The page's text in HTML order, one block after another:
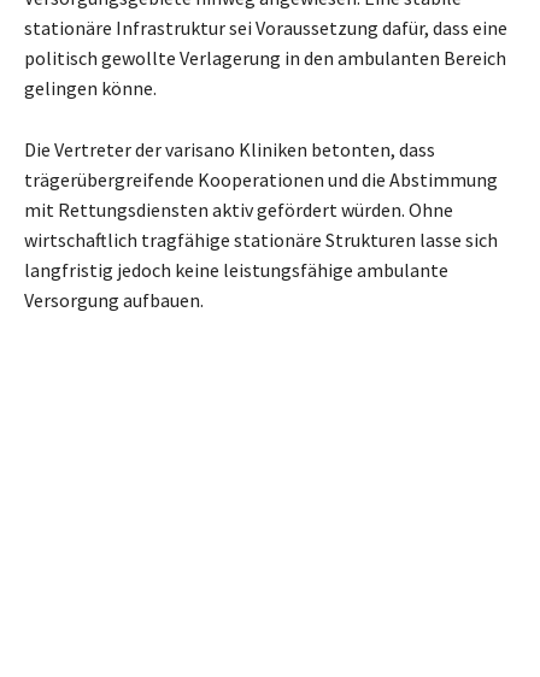
stationäre Infrastruktur sei Voraussetzung dafür, dass eine
politisch gewollte Verlagerung in den ambulanten Bereich
gelingen könne.
Die Vertreter der varisano Kliniken betonten, dass
trägerübergreifende Kooperationen und die Abstimmung
mit Rettungsdiensten aktiv gefördert würden. Ohne
wirtschaftlich tragfähige stationäre Strukturen lasse sich
langfristig jedoch keine leistungsfähige ambulante
Versorgung aufbauen.